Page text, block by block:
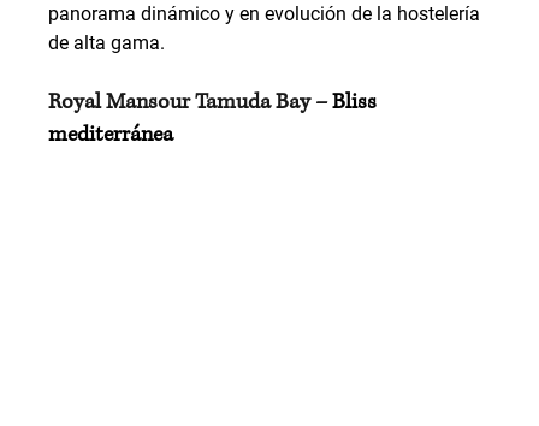
panorama dinámico y en evolución de la hostelería
de alta gama.
Royal Mansour Tamuda Bay – Bliss
mediterránea